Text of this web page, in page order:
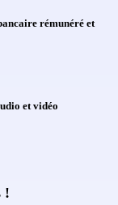
rémunéré et
et vidéo
!